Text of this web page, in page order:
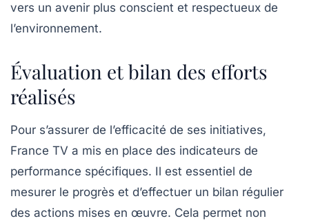
vers un avenir plus conscient et respectueux de
l’environnement.
Évaluation et bilan des efforts
réalisés
Pour s’assurer de l’efficacité de ses initiatives,
France TV a mis en place des indicateurs de
performance spécifiques. Il est essentiel de
mesurer le progrès et d’effectuer un bilan régulier
des actions mises en œuvre. Cela permet non